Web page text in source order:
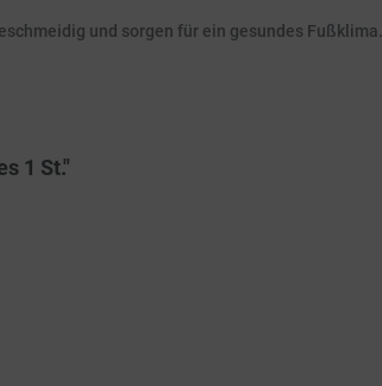
und sorgen für ein gesundes Fußklima.
1 St."